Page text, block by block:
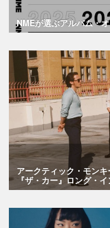
NMEが選ぶアルバム・
アークティック・モン
『ザ・カー』ロング・